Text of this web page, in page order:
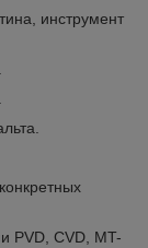
инструмент
PVD, CVD, MT-